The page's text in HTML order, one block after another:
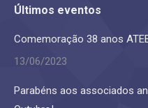
Últimos eventos
Comemoração 38 anos
13/06/2023
Parabéns aos associados